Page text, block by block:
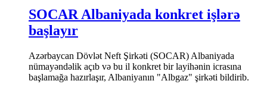
SOCAR Albaniyada konkret işlərə
başlayır
Azərbaycan Dövlət Neft Şirkəti (SOCAR) Albaniyada
nümayəndəlik açıb və bu il konkret bir layihənin icrasına
başlamağa hazırlaşır, Albaniyanın "Albgaz" şirkəti bildirib.